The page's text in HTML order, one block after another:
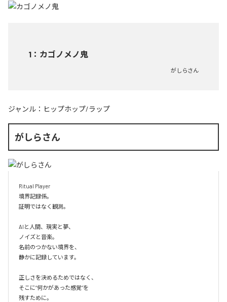
1 ： カゴノメノ鬼
がしらさん
ジャンル： ヒップホップ/ラップ
がしらさん
Ritual Player
境界記録係。
証明ではなく観測。
AIと人間、現実と夢、
ノイズと音楽。
名前のつかない境界を、
静かに記録しています。
正しさを決めるためではなく、
そこに“何かがあった感覚”を
残すために。